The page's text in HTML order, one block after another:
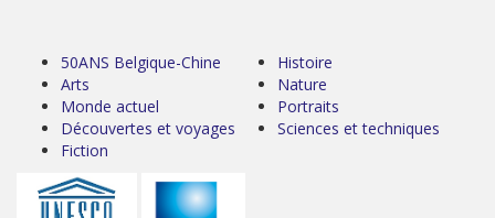
50ANS Belgique-Chine
Arts
Monde actuel
Découvertes et voyages
Fiction
Histoire
Nature
Portraits
Sciences et techniques